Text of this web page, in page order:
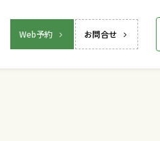
Web予約 お問合せ